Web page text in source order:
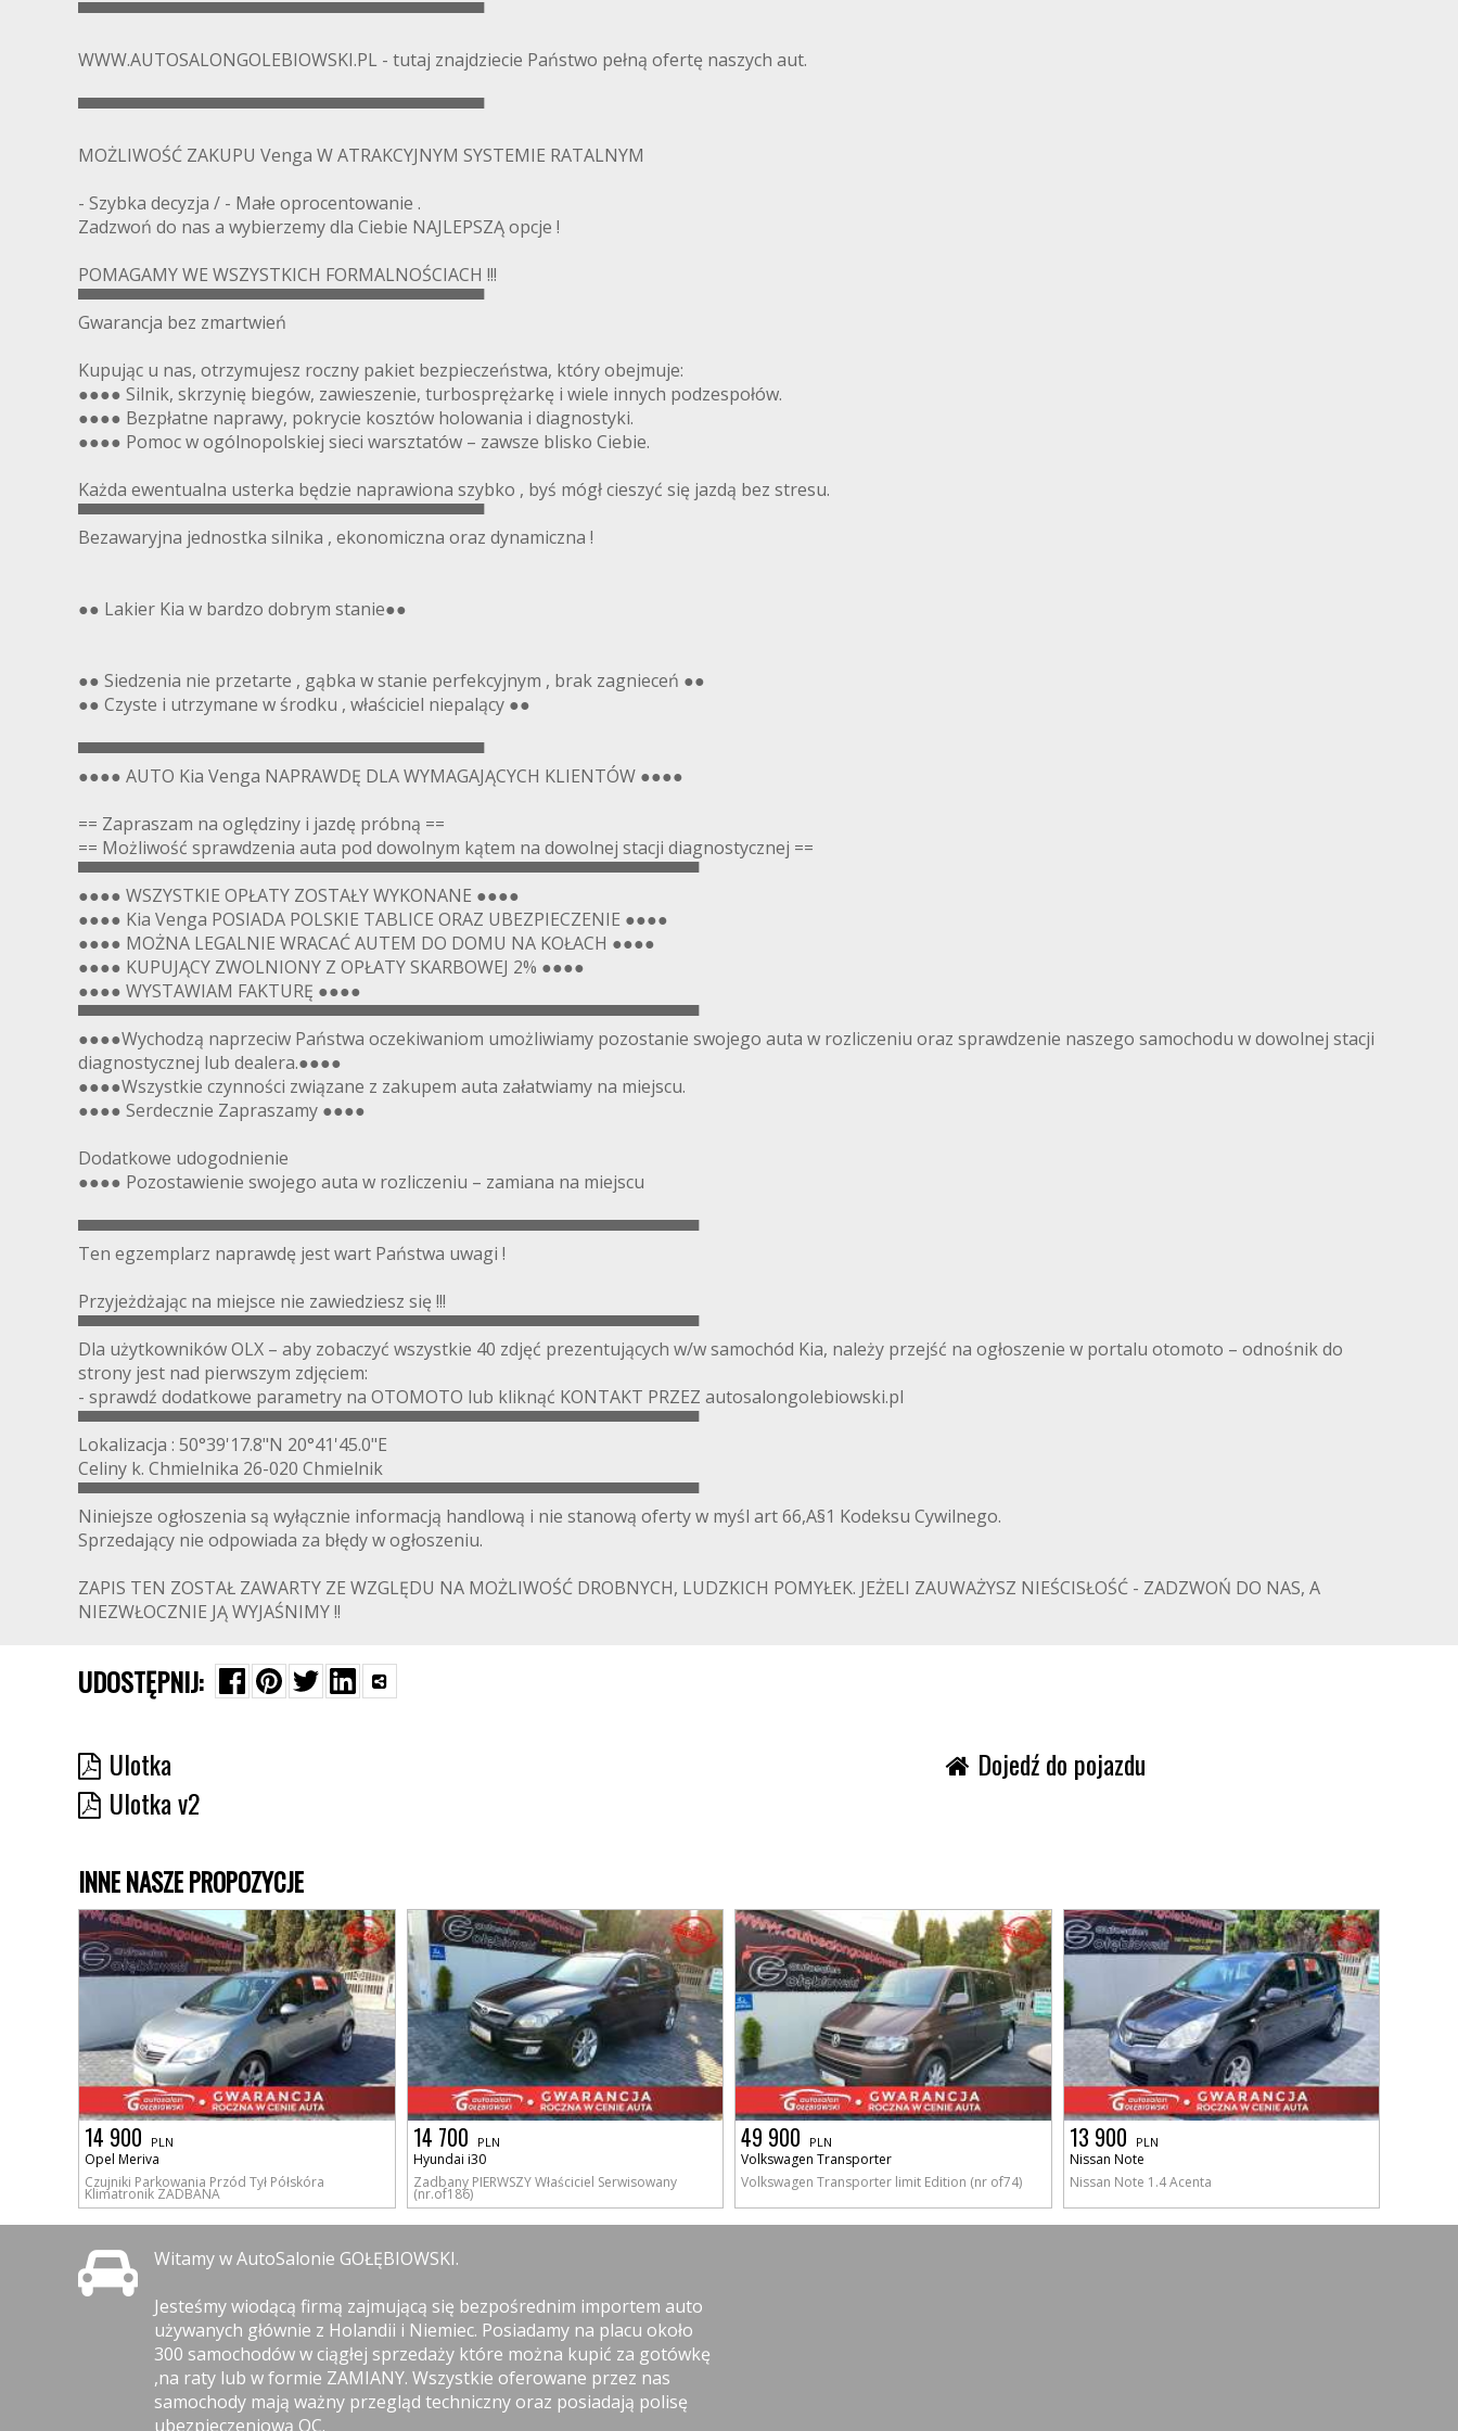
▀▀▀▀▀▀▀▀▀▀▀▀▀▀▀▀▀▀▀▀▀▀▀▀▀▀▀▀▀▀▀▀▀▀
WWW.AUTOSALONGOLEBIOWSKI.PL - tutaj znajdziecie Państwo pełną ofertę naszych aut.
▀▀▀▀▀▀▀▀▀▀▀▀▀▀▀▀▀▀▀▀▀▀▀▀▀▀▀▀▀▀▀▀▀▀
MOŻLIWOŚĆ ZAKUPU Venga W ATRAKCYJNYM SYSTEMIE RATALNYM
- Szybka decyzja / - Małe oprocentowanie .
Zadzwoń do nas a wybierzemy dla Ciebie NAJLEPSZĄ opcje !
POMAGAMY WE WSZYSTKICH FORMALNOŚCIACH !!!
▀▀▀▀▀▀▀▀▀▀▀▀▀▀▀▀▀▀▀▀▀▀▀▀▀▀▀▀▀▀▀▀▀▀
Gwarancja bez zmartwień
Kupując u nas, otrzymujesz roczny pakiet bezpieczeństwa, który obejmuje:
●●●● Silnik, skrzynię biegów, zawieszenie, turbosprężarkę i wiele innych podzespołów.
●●●● Bezpłatne naprawy, pokrycie kosztów holowania i diagnostyki.
●●●● Pomoc w ogólnopolskiej sieci warsztatów – zawsze blisko Ciebie.
Każda ewentualna usterka będzie naprawiona szybko , byś mógł cieszyć się jazdą bez stresu.
▀▀▀▀▀▀▀▀▀▀▀▀▀▀▀▀▀▀▀▀▀▀▀▀▀▀▀▀▀▀▀▀▀▀
Bezawaryjna jednostka silnika , ekonomiczna oraz dynamiczna !
●● Lakier Kia w bardzo dobrym stanie●●
●● Siedzenia nie przetarte , gąbka w stanie perfekcyjnym , brak zagnieceń ●●
●● Czyste i utrzymane w środku , właściciel niepalący ●●
▀▀▀▀▀▀▀▀▀▀▀▀▀▀▀▀▀▀▀▀▀▀▀▀▀▀▀▀▀▀▀▀▀▀
●●●● AUTO Kia Venga NAPRAWDĘ DLA WYMAGAJĄCYCH KLIENTÓW ●●●●
== Zapraszam na oględziny i jazdę próbną ==
== Możliwość sprawdzenia auta pod dowolnym kątem na dowolnej stacji diagnostycznej ==
▀▀▀▀▀▀▀▀▀▀▀▀▀▀▀▀▀▀▀▀▀▀▀▀▀▀▀▀▀▀▀▀▀▀▀▀▀▀▀▀▀▀▀▀▀▀▀▀▀▀▀▀
●●●● WSZYSTKIE OPŁATY ZOSTAŁY WYKONANE ●●●●
●●●● Kia Venga POSIADA POLSKIE TABLICE ORAZ UBEZPIECZENIE ●●●●
●●●● MOŻNA LEGALNIE WRACAĆ AUTEM DO DOMU NA KOŁACH ●●●●
●●●● KUPUJĄCY ZWOLNIONY Z OPŁATY SKARBOWEJ 2% ●●●●
●●●● WYSTAWIAM FAKTURĘ ●●●●
▀▀▀▀▀▀▀▀▀▀▀▀▀▀▀▀▀▀▀▀▀▀▀▀▀▀▀▀▀▀▀▀▀▀▀▀▀▀▀▀▀▀▀▀▀▀▀▀▀▀▀▀
●●●●Wychodzą naprzeciw Państwa oczekiwaniom umożliwiamy pozostanie swojego auta w rozliczeniu oraz sprawdzenie naszego samochodu w dowolnej stacji
diagnostycznej lub dealera.●●●●
●●●●Wszystkie czynności związane z zakupem auta załatwiamy na miejscu.
●●●● Serdecznie Zapraszamy ●●●●
Dodatkowe udogodnienie
●●●● Pozostawienie swojego auta w rozliczeniu – zamiana na miejscu
▀▀▀▀▀▀▀▀▀▀▀▀▀▀▀▀▀▀▀▀▀▀▀▀▀▀▀▀▀▀▀▀▀▀▀▀▀▀▀▀▀▀▀▀▀▀▀▀▀▀▀▀
Ten egzemplarz naprawdę jest wart Państwa uwagi !
Przyjeżdżając na miejsce nie zawiedziesz się !!!
▀▀▀▀▀▀▀▀▀▀▀▀▀▀▀▀▀▀▀▀▀▀▀▀▀▀▀▀▀▀▀▀▀▀▀▀▀▀▀▀▀▀▀▀▀▀▀▀▀▀▀▀
Dla użytkowników OLX – aby zobaczyć wszystkie 40 zdjęć prezentujących w/w samochód Kia, należy przejść na ogłoszenie w portalu otomoto – odnośnik do
strony jest nad pierwszym zdjęciem:
- sprawdź dodatkowe parametry na OTOMOTO lub kliknąć KONTAKT PRZEZ autosalongolebiowski.pl
▀▀▀▀▀▀▀▀▀▀▀▀▀▀▀▀▀▀▀▀▀▀▀▀▀▀▀▀▀▀▀▀▀▀▀▀▀▀▀▀▀▀▀▀▀▀▀▀▀▀▀▀
Lokalizacja : 50°39'17.8"N 20°41'45.0"E
Celiny k. Chmielnika 26-020 Chmielnik
▀▀▀▀▀▀▀▀▀▀▀▀▀▀▀▀▀▀▀▀▀▀▀▀▀▀▀▀▀▀▀▀▀▀▀▀▀▀▀▀▀▀▀▀▀▀▀▀▀▀▀▀
Niniejsze ogłoszenia są wyłącznie informacją handlową i nie stanową oferty w myśl art 66,A§1 Kodeksu Cywilnego.
Sprzedający nie odpowiada za błędy w ogłoszeniu.
ZAPIS TEN ZOSTAŁ ZAWARTY ZE WZGLĘDU NA MOŻLIWOŚĆ DROBNYCH, LUDZKICH POMYŁEK. JEŻELI ZAUWAŻYSZ NIEŚCISŁOŚĆ - ZADZWOŃ DO NAS, A
NIEZWŁOCZNIE JĄ WYJAŚNIMY !!
UDOSTĘPNIJ:
Ulotka
Ulotka v2
Dojedź do pojazdu
INNE NASZE PROPOZYCJE
14 900 PLN
Opel Meriva
Czujniki Parkowania Przód Tył Półskóra
Klimatronik ZADBANA
14 700 PLN
Hyundai i30
Zadbany PIERWSZY Właściciel Serwisowany
(nr.of186)
49 900 PLN
Volkswagen Transporter
Volkswagen Transporter limit Edition (nr of74)
13 900 PLN
Nissan Note
Nissan Note 1.4 Acenta
Witamy w AutoSalonie GOŁĘBIOWSKI.
Jesteśmy wiodącą firmą zajmującą się bezpośrednim importem auto
używanych głównie z Holandii i Niemiec. Posiadamy na placu około
300 samochodów w ciągłej sprzedaży które można kupić za gotówkę
,na raty lub w formie ZAMIANY. Wszystkie oferowane przez nas
samochody mają ważny przegląd techniczny oraz posiadają polisę
ubezpieczeniową OC.